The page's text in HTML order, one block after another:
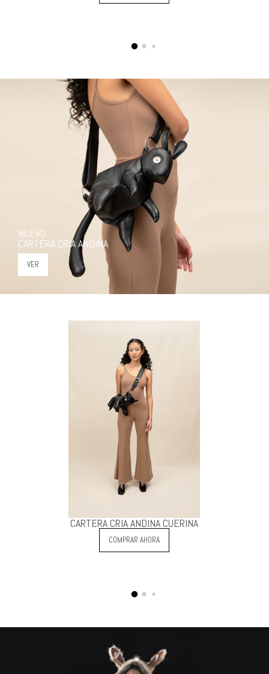
NUEVO
CARTERA CRIA ANDINA
VER
CARTERA CRIA ANDINA CUERINA
COMPRAR AHORA